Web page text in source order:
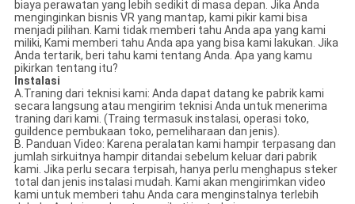
biaya perawatan yang lebih sedikit di masa depan. Jika Anda
menginginkan bisnis VR yang mantap, kami pikir kami bisa
menjadi pilihan. Kami tidak memberi tahu Anda apa yang kami
miliki, Kami memberi tahu Anda apa yang bisa kami lakukan. Jika
Anda tertarik, beri tahu kami tentang Anda. Apa yang kamu
pikirkan tentang itu?
Instalasi
A.Traning dari teknisi kami: Anda dapat datang ke pabrik kami
secara langsung atau mengirim teknisi Anda untuk menerima
traning dari kami. (Traing termasuk instalasi, operasi toko,
guildence pembukaan toko, pemeliharaan dan jenis).
B. Panduan Video: Karena peralatan kami hampir terpasang dan
jumlah sirkuitnya hampir ditandai sebelum keluar dari pabrik
kami. Jika perlu secara terpisah, hanya perlu menghapus steker
total dan jenis instalasi mudah. Kami akan mengirimkan video
kami untuk memberi tahu Anda cara menginstalnya terlebih